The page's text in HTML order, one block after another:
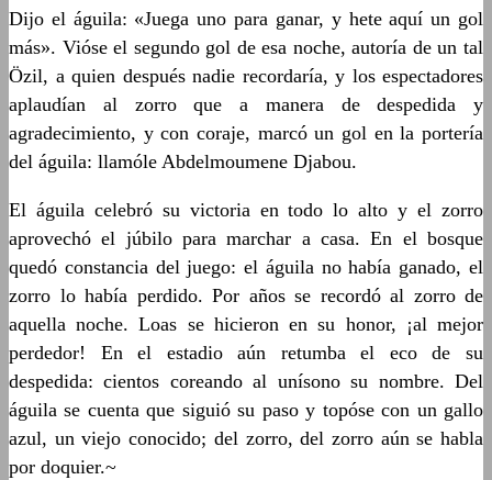
Dijo el águila: «Juega uno para ganar, y hete aquí un gol
más». Vióse el segundo gol de esa noche, autoría de un tal
Özil, a quien después nadie recordaría, y los espectadores
aplaudían al zorro que a manera de despedida y
agradecimiento, y con coraje, marcó un gol en la portería
del águila: llamóle Abdelmoumene Djabou.
El águila celebró su victoria en todo lo alto y el zorro
aprovechó el júbilo para marchar a casa. En el bosque
quedó constancia del juego: el águila no había ganado, el
zorro lo había perdido. Por años se recordó al zorro de
aquella noche. Loas se hicieron en su honor, ¡al mejor
perdedor! En el estadio aún retumba el eco de su
despedida: cientos coreando al unísono su nombre. Del
águila se cuenta que siguió su paso y topóse con un gallo
azul, un viejo conocido; del zorro, del zorro aún se habla
por doquier.~